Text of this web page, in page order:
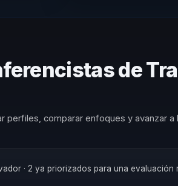
de
perfiles, comparar enfoques y avanzar a
· 2 ya priorizados para una evaluación